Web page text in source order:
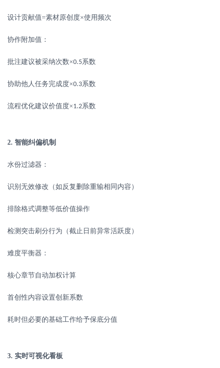
设计贡献值=素材原创度×使用频次
协作附加值：
批注建议被采纳次数×0.5系数
协助他人任务完成度×0.3系数
流程优化建议价值度×1.2系数
2. 智能纠偏机制
水份过滤器：
识别无效修改（如反复删除重输相同内容）
排除格式调整等低价值操作
检测突击刷分行为（截止日前异常活跃度）
难度平衡器：
核心章节自动加权计算
首创性内容设置创新系数
耗时但必要的基础工作给予保底分值
3. 实时可视化看板